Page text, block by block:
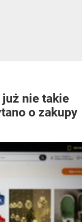
nie takie
o zakupy